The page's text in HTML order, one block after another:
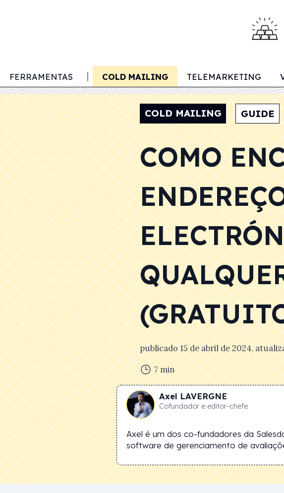
FERRAMENTAS
DE CLIENTES COLD MAILING TELEMARKETING
COLD MAILING GUIDE
COMO
publicado15 de abril de 2024,
7 min
Axel LAVERGNE
Cofundador e editor-chefe
Axel é um dos co-fundadores da
software de gerenciamento de